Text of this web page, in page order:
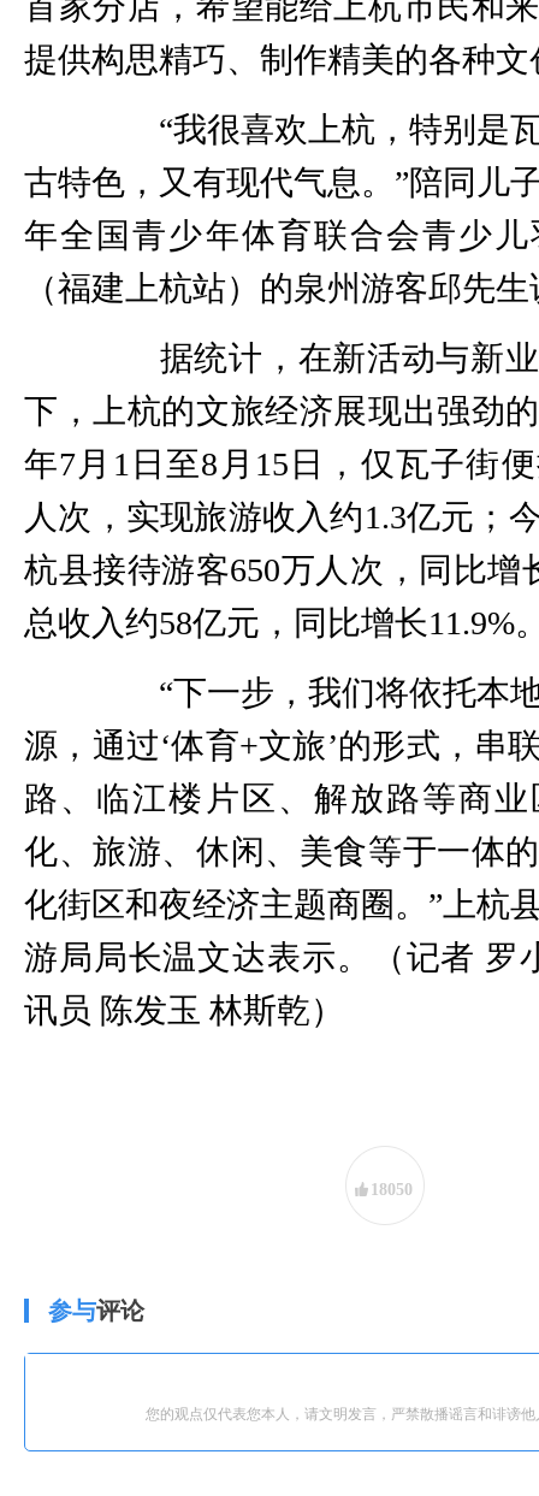
提供构思精巧、制作精美的各种文
“我很喜欢上杭，特别是
古特色，又有现代气息。”陪同儿
年全国青少年体育联合会青少
（福建上杭站）的泉州游客邱先
据统计，在新活动与新业
下，上杭的文旅经济展现出强劲
年7月1日至8月15日，仅瓦子街
人次，实现旅游收入约1.3亿元；
杭县接待游客650万人次，同比增
总收入约58亿元，同比增长11.9%
“下一步，我们将依托本
源，通过‘体育+文旅’的形式，串
路、临江楼片区、解放路等商
化、旅游、休闲、美食等于一体
化街区和夜经济主题商圈。”上杭
游局局长温文达表示。（记者 罗
讯员 陈发玉 林斯乾）
18050
参与评论
您的观点仅代表您本人，请文明发言，严禁散播谣言和诽谤他